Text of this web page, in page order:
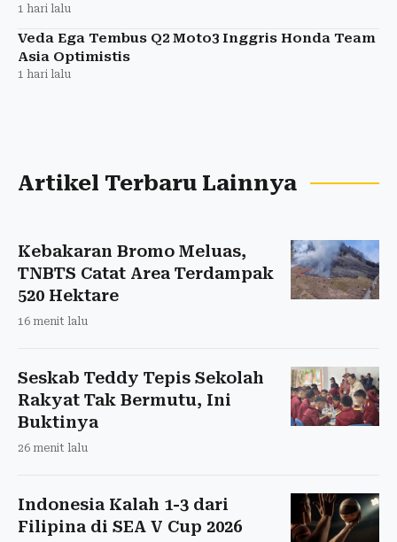
1 hari lalu
Veda Ega Tembus Q2 Moto3 Inggris Honda Team
Asia Optimistis
1 hari lalu
Artikel Terbaru Lainnya
Kebakaran Bromo Meluas,
TNBTS Catat Area Terdampak
520 Hektare
16 menit lalu
Seskab Teddy Tepis Sekolah
Rakyat Tak Bermutu, Ini
Buktinya
26 menit lalu
Indonesia Kalah 1-3 dari
Filipina di SEA V Cup 2026